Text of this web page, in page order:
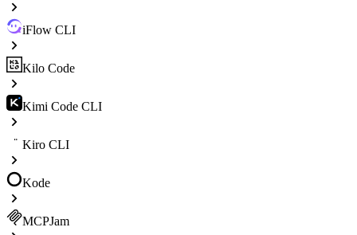
iFlow CLI
Kilo Code
Kimi Code CLI
Kiro CLI
Kode
MCPJam